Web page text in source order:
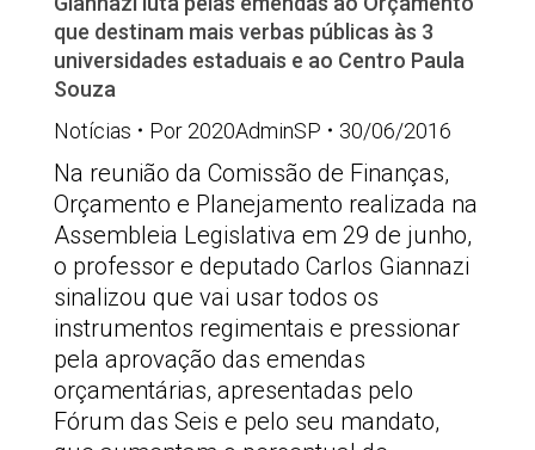
que destinam mais verbas públicas às 3
universidades estaduais e ao Centro Paula
Souza
Notícias
Por 2020AdminSP 30/06/2016
Na reunião da Comissão de Finanças,
Orçamento e Planejamento realizada na
Assembleia Legislativa em 29 de junho,
o professor e deputado Carlos Giannazi
sinalizou que vai usar todos os
instrumentos regimentais e pressionar
pela aprovação das emendas
orçamentárias, apresentadas pelo
Fórum das Seis e pelo seu mandato,